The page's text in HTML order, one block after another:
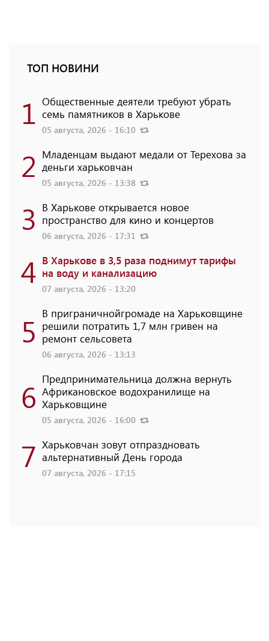
ТОП НОВИНИ
1 Общественные деятели требуют убрать
семь памятников в Харькове
05 августа, 2026 - 16:10
2 Младенцам выдают медали от Терехова за
деньги харьковчан
05 августа, 2026 - 13:38
3 В Харькове открывается новое
пространство для кино и концертов
06 августа, 2026 - 17:31
4 В Харькове в 3,5 раза поднимут тарифы
на воду и канализацию
07 августа, 2026 - 13:20
5 В приграничнойгромаде на Харьковщине
решили потратить 1,7 млн ​​гривен на
ремонт сельсовета
06 августа, 2026 - 13:13
6 Предпринимательница должна вернуть
Африкановское водохранилище на
Харьковщине
05 августа, 2026 - 16:00
7 Харьковчан зовут отпраздновать
альтернативный День города
07 августа, 2026 - 17:15